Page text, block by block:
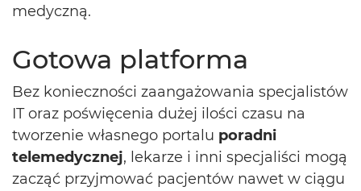
medyczną.
Gotowa platforma
Bez konieczności zaangażowania specjalistów
IT oraz poświęcenia dużej ilości czasu na
tworzenie własnego portalu poradni
telemedycznej, lekarze i inni specjaliści mogą
zacząć przyjmować pacjentów nawet w ciągu